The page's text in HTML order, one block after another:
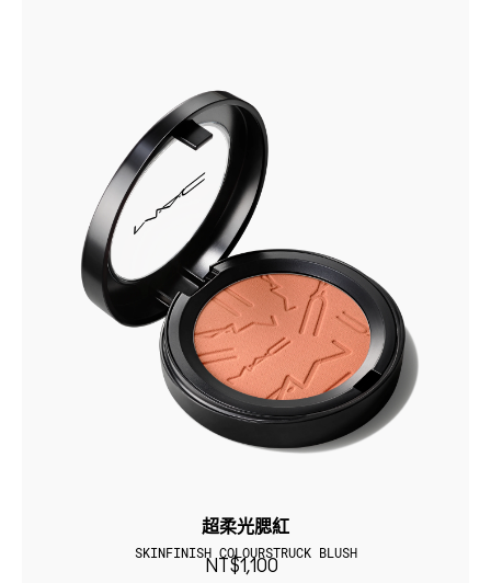
超柔光腮紅
SKINFINISH COLOURSTRUCK BLUSH
NT$1,100